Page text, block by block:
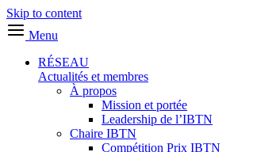
Skip to content
Menu
RÉSEAU
Actualités et membres
À propos
Mission et portée
Leadership de l’IBTN
Chaire IBTN
Compétition Prix IBTN